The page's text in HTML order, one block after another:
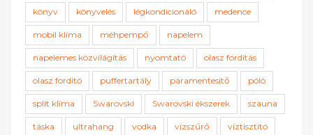
könyv könyvelés légkondicionáló medence
mobil klíma méhpempő napelem
napelemes közvilágítás nyomtató olasz fordítás
olasz fordító puffertartály páramentesítő póló
split klíma Swarovski Swarovski ékszerek szauna
táska ultrahang vodka vízszűrő víztisztító